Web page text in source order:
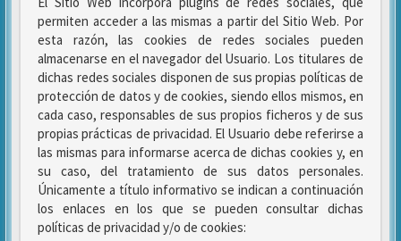
permiten acceder a las mismas a partir del Sitio Web. Por
esta razón, las cookies de redes sociales pueden
almacenarse en el navegador del Usuario. Los titulares de
dichas redes sociales disponen de sus propias políticas de
protección de datos y de cookies, siendo ellos mismos, en
cada caso, responsables de sus propios ficheros y de sus
propias prácticas de privacidad. El Usuario debe referirse a
las mismas para informarse acerca de dichas cookies y, en
su caso, del tratamiento de sus datos personales.
Únicamente a título informativo se indican a continuación
los enlaces en los que se pueden consultar dichas
políticas de privacidad y/o de cookies: